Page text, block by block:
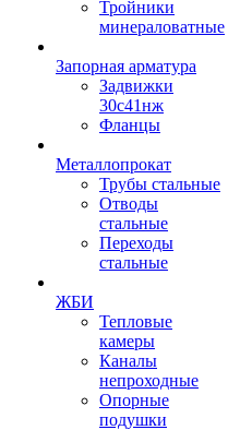
Тройники
минераловатные
Запорная арматура
Задвижки
30с41нж
Фланцы
Металлопрокат
Трубы стальные
Отводы
стальные
Переходы
стальные
ЖБИ
Тепловые
камеры
Каналы
непроходные
Опорные
подушки